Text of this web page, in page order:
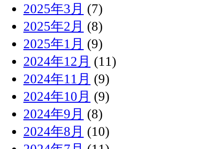
2025年3月 (7)
2025年2月 (8)
2025年1月 (9)
2024年12月 (11)
2024年11月 (9)
2024年10月 (9)
2024年9月 (8)
2024年8月 (10)